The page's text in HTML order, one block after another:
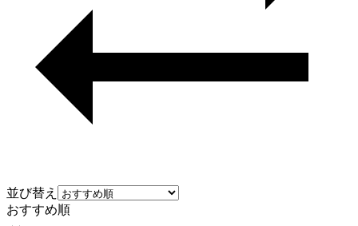
並び替え
おすすめ順